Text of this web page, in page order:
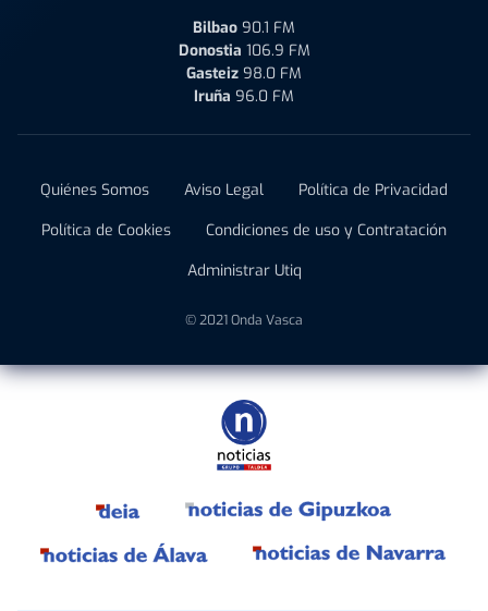
Bilbao 90.1 FM
Donostia 106.9 FM
Gasteiz 98.0 FM
Iruña 96.0 FM
Quiénes Somos Aviso Legal
Política de Privacidad
Política de Cookies
Condiciones de uso y Contratación
Administrar Utiq
© 2021 Onda Vasca